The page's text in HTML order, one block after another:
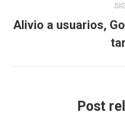
Alivio a usuarios,
Post